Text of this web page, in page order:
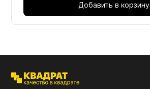
Добавить в корзину